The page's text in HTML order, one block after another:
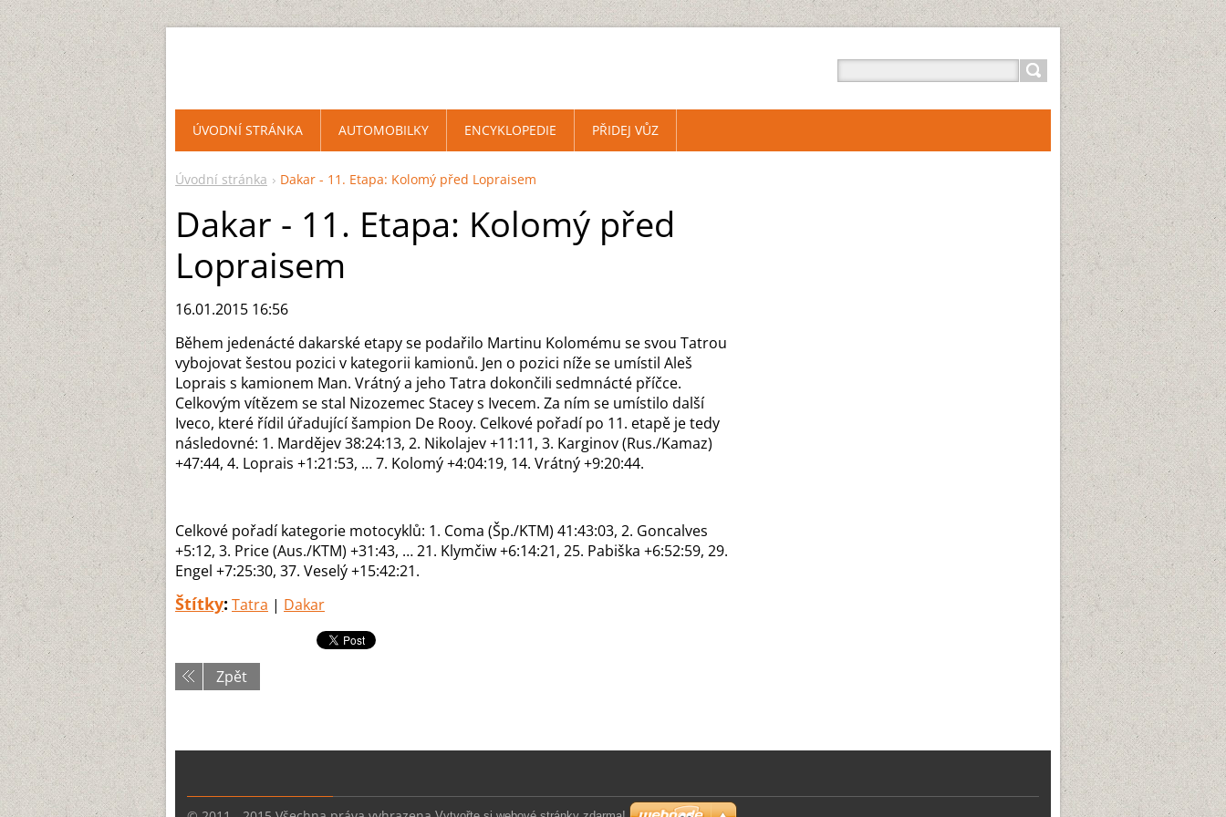
Úvodní stránka Dakar - 11. Etapa: Kolomý před Lopraisem
Dakar - 11. Etapa: Kolomý před
Lopraisem
16.01.2015 16:56
Během jedenácté dakarské etapy se podařilo Martinu Kolomému se svou Tatrou
vybojovat šestou pozici v kategorii kamionů. Jen o pozici níže se umístil Aleš
Loprais s kamionem Man. Vrátný a jeho Tatra dokončili sedmnácté příčce.
Celkovým vítězem se stal Nizozemec Stacey s Ivecem. Za ním se umístilo další
Iveco, které řídil úřadující šampion De Rooy. Celkové pořadí po 11. etapě je tedy
následovné: 1. Mardějev 38:24:13, 2. Nikolajev +11:11, 3. Karginov (Rus./Kamaz)
+47:44, 4. Loprais +1:21:53, … 7. Kolomý +4:04:19, 14. Vrátný +9:20:44.
Celkové pořadí kategorie motocyklů: 1. Coma (Šp./KTM) 41:43:03, 2. Goncalves
+5:12, 3. Price (Aus./KTM) +31:43, … 21. Klymčiw +6:14:21, 25. Pabiška +6:52:59, 29.
Engel +7:25:30, 37. Veselý +15:42:21.
Štítky: Tatra | Dakar
Zpět
ÚVODNÍ STRÁNKA AUTOMOBILKY ENCYKLOPEDIE PŘIDEJ VŮZ